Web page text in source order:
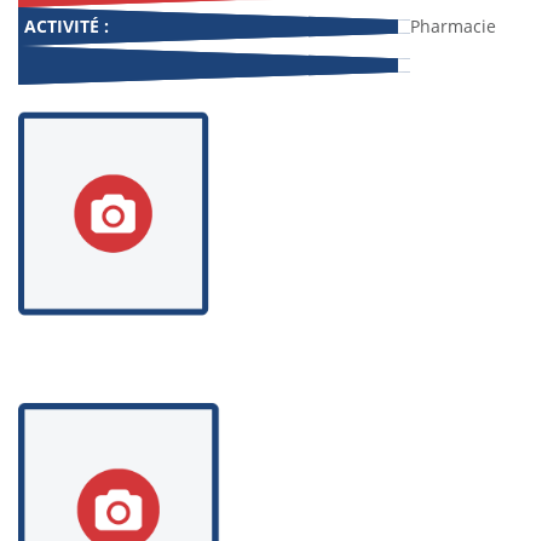
ACTIVITÉ :
Pharmacie